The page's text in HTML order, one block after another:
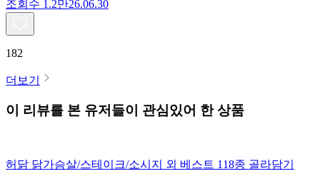
조회수 1.2만26.06.30
182
더보기
이 리뷰를 본 유저들이 관심있어 한 상품
허닭 닭가슴살/스테이크/소시지 외 베스트 118종 골라담기